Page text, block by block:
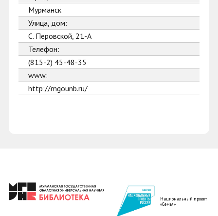
Мурманск
Улица, дом:
С. Перовской, 21-А
Телефон:
(815-2) 45-48-35
www:
http://mgounb.ru/
Национальный проект
«Семья»